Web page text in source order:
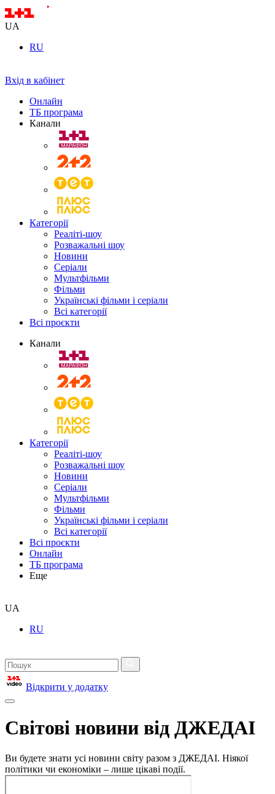
UA
RU
Вхід в кабінет
Онлайн
ТБ програма
Канали
Категорії
Реаліті-шоу
Розважальні шоу
Новини
Серіали
Мультфільми
Фільми
Українські фільми і серіали
Всі категорії
Всі проєкти
Канали
Категорії
Реаліті-шоу
Розважальні шоу
Новини
Серіали
Мультфільми
Фільми
Українські фільми і серіали
Всі категорії
Всі проєкти
Онлайн
ТБ програма
Еще
UA
RU
Відкрити у додатку
Світові новини від ДЖЕДАІ
Ви будете знати усі новини світу разом з ДЖЕДАІ. Ніякої
політики чи економіки – лише цікаві події.